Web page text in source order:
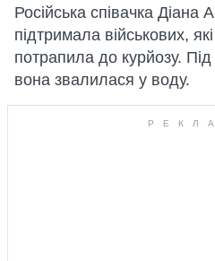
Російська співачка Діана
підтримала військових,
потрапила до курйозу.
вона звалилася у воду.